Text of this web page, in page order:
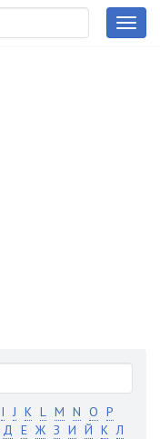
I J K L M N O P
Д Е Ж З И Й К Л